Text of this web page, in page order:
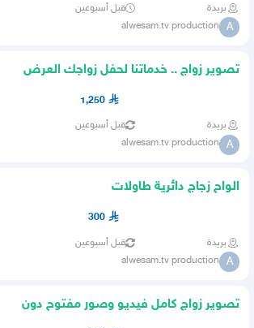
بريدة قبل أسبوعين
A
alwesam.tv production
تصوير زواج .. خدماتنا لحفل زواجك العرض
1,250
بريدة قبل أسبوعين
A
alwesam.tv production
الواح زجاج دائرية طاولات
300
بريدة قبل أسبوعين
A
alwesam.tv production
تصوير زواج كامل فيديو وصور مفتوح دون